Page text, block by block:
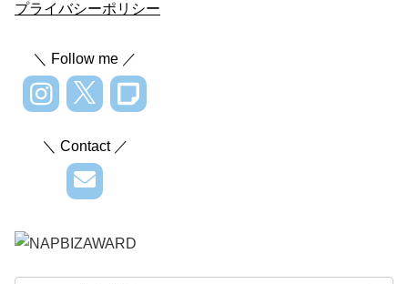
プライバシーポリシー
＼ Follow me ／
＼ Contact ／